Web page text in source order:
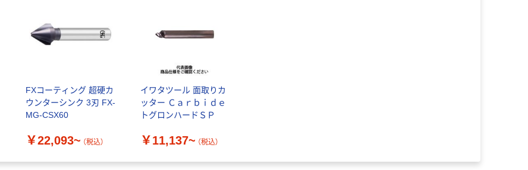
FXコーティング 超硬カ
ウンターシンク 3刃 FX-
MG-CSX60
￥22,093~ （税込）
イワタツール 面取りカ
ッター Ｃａｒｂｉｄｅ
トグロンハードＳＰ
￥11,137~ （税込）